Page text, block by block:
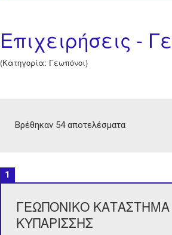
Επιχειρήσεις -
(Κατηγορία: Γεωπόνοι)
Βρέθηκαν 54 αποτελέσματα
1
ΓΕΩΠΟΝΙΚΟ ΚΑΤΑΣΤΗΜΑ
ΚΥΠΑΡΙΣΣΗΣ